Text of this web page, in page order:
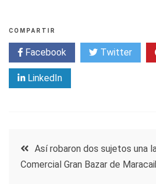
COMPARTIR
Facebook Twitter
LinkedIn
Navegación
Así robaron dos sujetos una
Comercial Gran Bazar de